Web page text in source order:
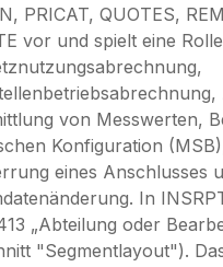
PRICAT, QUOTES,
vor und spielt eine
von Messwerten,
Konfiguration
eines Anschlusses
In
„Abteilung oder
"Segmentlayout").